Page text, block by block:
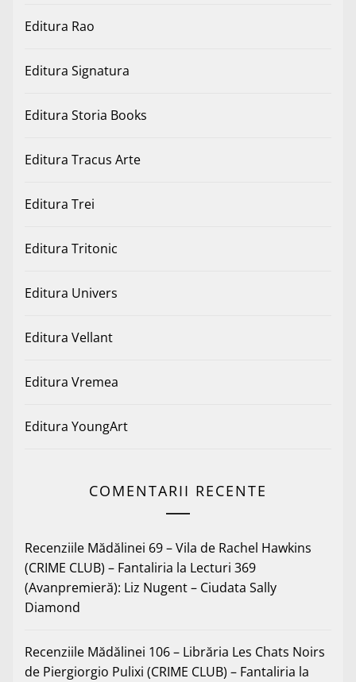
Editura Rao
Editura Signatura
Editura Storia Books
Editura Tracus Arte
Editura Trei
Editura Tritonic
Editura Univers
Editura Vellant
Editura Vremea
Editura YoungArt
COMENTARII RECENTE
Recenziile Mădălinei 69 – Vila de Rachel Hawkins
(CRIME CLUB) – Fantaliria la Lecturi 369
(Avanpremieră): Liz Nugent – Ciudata Sally
Diamond
Recenziile Mădălinei 106 – Librăria Les Chats Noirs
de Piergiorgio Pulixi (CRIME CLUB) – Fantaliria la